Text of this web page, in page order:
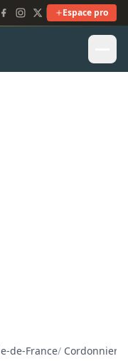
Espace pro
de-France/ Cordonnier